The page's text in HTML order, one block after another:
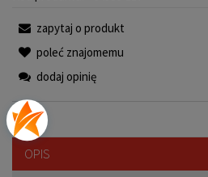
zapytaj o produkt
poleć znajomemu
dodaj opinię
OPIS